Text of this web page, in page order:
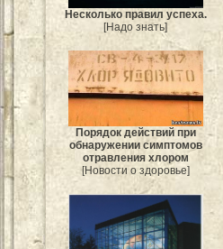
Несколько правил успеха.
[Надо знать]
Порядок действий при
обнаружении симптомов
отравления хлором
[Новости о здоровье]